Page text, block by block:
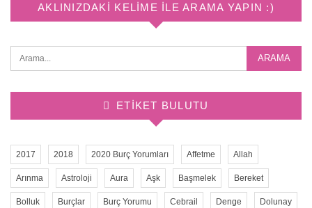
AKLINIZDAKI KELIME ILE ARAMA YAPIN :)
ETIKET BULUTU
2017 2018 2020 Burç Yorumları Affetme Allah
Arınma Astroloji Aura Aşk Başmelek Bereket
Bolluk Burçlar Burç Yorumu Cebrail Denge Dolunay